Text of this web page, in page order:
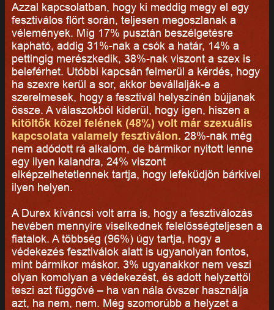
Azzal kapcsolatban, hogy ki meddig megy el egy
fesztiválos flört során, teljesen megoszlanak a
vélemények. Míg 17% pusztán beszélgetésre
kapható, addig 31%-nak a csók a határ, 14% a
pettingig merészkedik, 38%-nak viszont a szex is
beleférhet. Utóbbi kapcsán felmerül a kérdés, hogy
ha szexre kerül a sor, akkor bevállalják-e a
szerelmesek, hogy a fesztivál helyszínén bújjanak
össze. A válaszokból kiderül, hogy igen, hiszen a
kitöltők közel felének (48%) volt már szexuális
kapcsolata valamely fesztiválon. 28%-nak még
nem adódott rá alkalom, de bármikor nyitott lenne
egy ilyen kalandra, 24% viszont
elképzelhetetlennek tartja, hogy lefeküdjön bárkivel
ilyen helyen.
A Durex kíváncsi volt arra is, hogy a fesztiválozás
hevében mennyire viselkednek felelősségteljesen a
fiatalok. A többség (96%) úgy tartja, hogy a
védekezés fesztiválok alatt is ugyanolyan fontos,
mint bármikor máskor. 3% ugyanakkor nem veszi
olyan komolyan a védekezést, és adott helyzettől
teszi azt függővé – ha van nála óvszer használja
azt, ha nem, nem. Még szomorúbb a helyzet a